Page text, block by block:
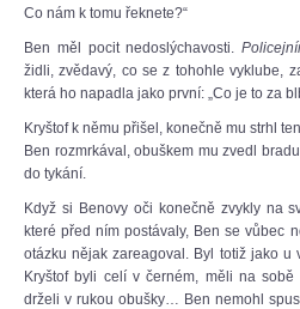
Co nám k tomu řeknete?“
Ben měl pocit nedoslýchavosti.
židli, zvědavý, co se z tohohle vyklube,
která ho napadla jako první: „Co je to za
Kryštof k němu přišel, konečně mu strhl
Ben rozmrkával, obuškem mu zvedl
do tykání.
Když si Benovy oči konečně zvykly na
které před ním postávaly, Ben se vůbec
otázku nějak zareagoval. Byl totiž jako u
Kryštof byli celí v černém, měli na
drželi v rukou obušky… Ben nemohl